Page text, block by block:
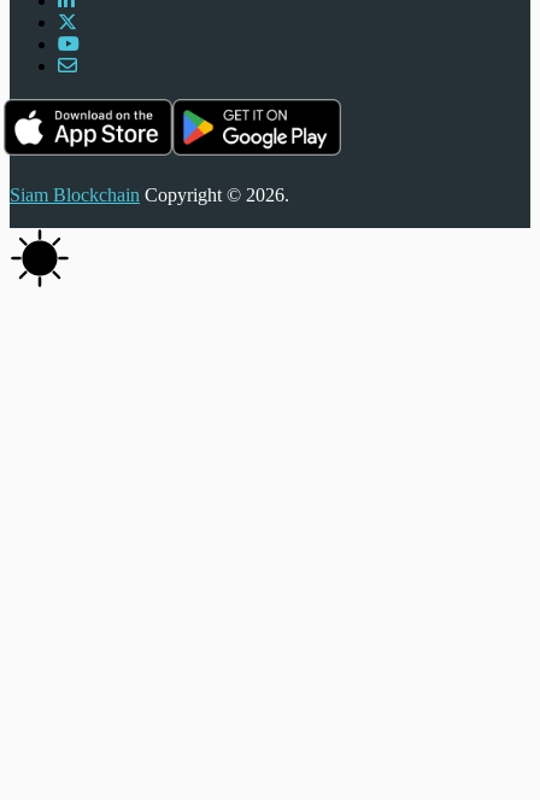
Siam Blockchain Copyright © 2026.